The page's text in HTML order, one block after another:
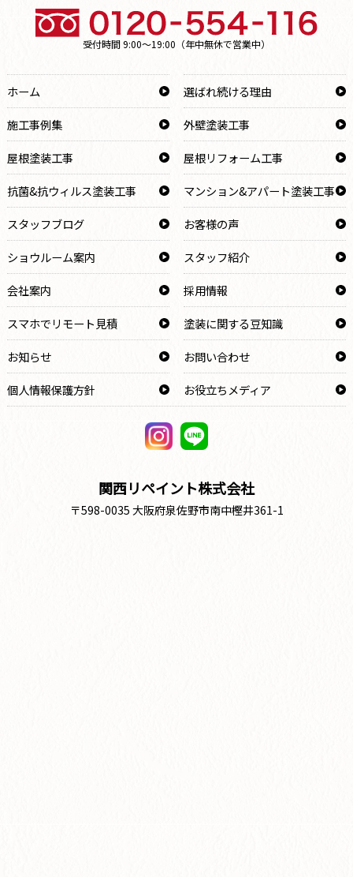
受付時間 9:00～19:00（年中無休で営業中）
ホーム
選ばれ続ける理由
施工事例集
外壁塗装工事
屋根塗装工事
屋根リフォーム工事
抗菌&抗ウィルス塗装工事
マンション&アパート塗装工事
スタッフブログ
お客様の声
ショウルーム案内
スタッフ紹介
会社案内
採用情報
スマホでリモート見積
塗装に関する豆知識
お知らせ
お問い合わせ
個人情報保護方針
お役立ちメディア
関西リペイント株式会社
〒598-0035 大阪府泉佐野市南中樫井361-1